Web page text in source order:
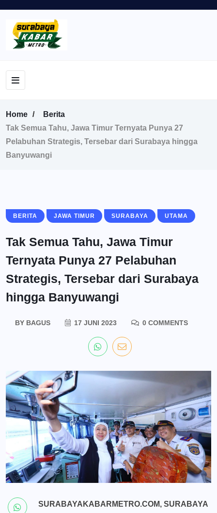
Home
Berita
Tak Semua Tahu, Jawa Timur Ternyata Punya 27
Pelabuhan Strategis, Tersebar dari Surabaya hingga
Banyuwangi
BERITA JAWA TIMUR SURABAYA UTAMA
Tak Semua Tahu, Jawa Timur
Ternyata Punya 27 Pelabuhan
Strategis, Tersebar dari Surabaya
hingga Banyuwangi
BYBAGUS 17 JUNI 2023 0 COMMENTS
SURABAYAKABARMETRO.COM, SURABAYA